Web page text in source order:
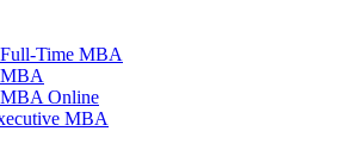
Time MBA
Online
MBA